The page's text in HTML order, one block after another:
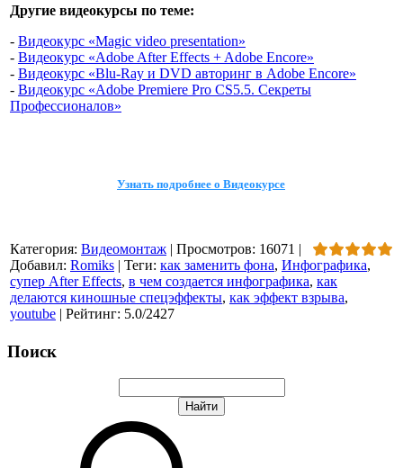
Другие видеокурсы по теме:
- Видеокурс «Magic video presentation»
- Видеокурс «Adobe After Effects + Adobe Encore»
- Видеокурс «Blu-Ray и DVD авторинг в Adobe Encore»
- Видеокурс «Adobe Premiere Pro CS5.5. Секреты
Профессионалов»
Узнать подробнее о Видеокурсе
Категория: Видеомонтаж | Просмотров: 16071 |
Добавил: Romiks | Теги: как заменить фона, Инфографика,
cупер After Effects, в чем создается инфографика, как
делаются киношные спецэффекты, как эффект взрыва,
youtube | Рейтинг: 5.0/2427
Поиск